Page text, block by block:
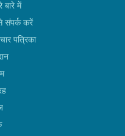
बारे में
संपर्क करें
पत्रिका